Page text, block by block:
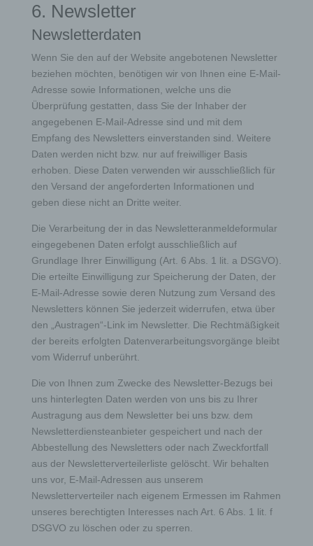
6. Newsletter
Newsletter­daten
Wenn Sie den auf der Website angebotenen Newsletter
beziehen möchten, benötigen wir von Ihnen eine E-Mail-
Adresse sowie Informationen, welche uns die
Überprüfung gestatten, dass Sie der Inhaber der
angegebenen E-Mail-Adresse sind und mit dem
Empfang des Newsletters einverstanden sind. Weitere
Daten werden nicht bzw. nur auf freiwilliger Basis
erhoben. Diese Daten verwenden wir ausschließlich für
den Versand der angeforderten Informationen und
geben diese nicht an Dritte weiter.
Die Verarbeitung der in das Newsletteranmeldeformular
eingegebenen Daten erfolgt ausschließlich auf
Grundlage Ihrer Einwilligung (Art. 6 Abs. 1 lit. a DSGVO).
Die erteilte Einwilligung zur Speicherung der Daten, der
E-Mail-Adresse sowie deren Nutzung zum Versand des
Newsletters können Sie jederzeit widerrufen, etwa über
den „Austragen“-Link im Newsletter. Die Rechtmäßigkeit
der bereits erfolgten Datenverarbeitungsvorgänge bleibt
vom Widerruf unberührt.
Die von Ihnen zum Zwecke des Newsletter-Bezugs bei
uns hinterlegten Daten werden von uns bis zu Ihrer
Austragung aus dem Newsletter bei uns bzw. dem
Newsletterdiensteanbieter gespeichert und nach der
Abbestellung des Newsletters oder nach Zweckfortfall
aus der Newsletterverteilerliste gelöscht. Wir behalten
uns vor, E-Mail-Adressen aus unserem
Newsletterverteiler nach eigenem Ermessen im Rahmen
unseres berechtigten Interesses nach Art. 6 Abs. 1 lit. f
DSGVO zu löschen oder zu sperren.
dazu, der betroffenen Person Inhalte oder
Leistungen anzubieten, die aufgrund der Natur der
Sache nur registrierten Benutzern angeboten
werden können. Registrierten Personen steht die
Möglichkeit frei, die bei der Registrierung
angegebenen personenbezogenen Daten
jederzeit abzuändern oder vollständig aus dem
Datenbestand des für die Verarbeitung
Verantwortlichen löschen zu lassen.
Der für die Verarbeitung Verantwortliche erteilt
jeder betroffenen Person jederzeit auf Anfrage
Auskunft darüber, welche personenbezogenen
Daten über die betroffene Person gespeichert sind.
Ferner berichtigt oder löscht der für die
Daten auf Wunsch oder Hinweis der betroffenen
Person, soweit dem keine gesetzlichen
Aufbewahrungspflichten entgegenstehen. Die
Gesamtheit der Mitarbeiter des für die Verarbeitung
Verantwortlichen stehen der betroffenen Person in
diesem Zusammenhang als Ansprechpartner zur
Kontaktmöglichkeit über die Internetseite
Die Internetseite enthält aufgrund von gesetzlichen
Vorschriften Angaben, die eine schnelle elektronische
Kontaktaufnahme zu unserem Unternehmen sowie eine
unmittelbare Kommunikation mit uns ermöglichen, was
ebenfalls eine allgemeine Adresse der sogenannten
eine betroffene Person per E-Mail oder über ein
Kontaktformular den Kontakt mit dem für die
Verarbeitung Verantwortlichen aufnimmt, werden die von
der betroffenen Person übermittelten
personenbezogenen Daten automatisch gespeichert.
Solche auf freiwilliger Basis von einer betroffenen
Person an den für die Verarbeitung Verantwortlichen
übermittelten personenbezogenen Daten werden für